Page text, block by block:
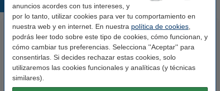
anuncios acordes con tus intereses, y
por lo tanto, utilizar cookies para ver tu comportamiento en
nuestra web y en internet. En nuestra política de cookies
podrás leer todo sobre este tipo de cookies, cómo funcionan, y
cómo cambiar tus preferencias. Selecciona ''Aceptar'' para
consentirlas. Si decides rechazar estas cookies, solo
utilizaremos las cookies funcionales y analíticas (y técnicas
similares).
Productos destacados